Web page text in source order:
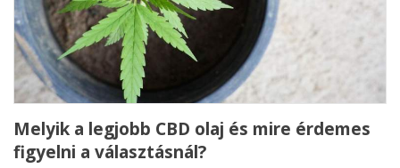
Melyik a legjobb CBD olaj és mire érdemes
figyelni a választásnál?